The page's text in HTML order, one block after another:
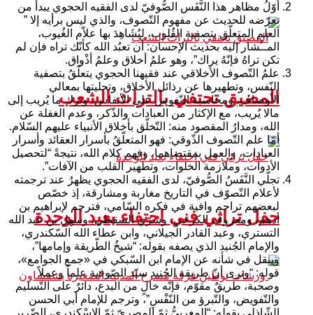
المضيق تحتفي بالتراث الشعب
حفل تراثي فني احتفاء بعيد الوحدة
أوّلُ مظاهر هذا النَّفَس الصُّوفيّ لدى الفقيه الحجوي يبدأُ من
تعرّضه للحديث عن مفهوم التّصوف، والذي ليس برأيه إلا ”
العلم المتعلّق بتصفية القُلوب، ليُشَاهِدَ بها علاّم الغُيوب،
المــُشار إليه بحديث الإحسان: أن تعبُد الله كأنّك تراه فإن لم
تكن تراهُ فإنّهُ يراك”، وهو علمُ أخلاق وعلمُ أذْواق.
علمُ التّصوف الأخلاقي عند فقيهنا الحجوي يتعلّقُ بتصفية
النّفس، وتطهيرها عن رذائل الأخلاق، وتحليتها بمعالي
الأوصاف، ومحاسبة النّفوس على الأنفاس، وترك ما يُريب إلى
مالا يُريب، مع الإكثار من العبادات والذّكر، وعدم الغفلة عن
الله، ومدارُ المقصود منه: التّخلّق بأخلاق الأنبياء عليهم السّلام.
أمّا علم التّصوف الذّوقي: فهو المتعلّقُ بأسرار العقائد وأسرار
العبادات، والعمل بمقتضاهما، وفهم كلام الله، نتيجةً “لتحصيل
الأدوات، وملازمة الخلوات، وتطهير القلب من الآفات”.
تجلّي النَّفَسُ الصُّوفيّ، لدى الفقيه الحجوي يظهرُ عند ترجمته
لأعلام التّصوّف في التاريخ مغاربة ومشارقة، إذ خصّص
لبعضهم تراجم وافية في فكره السّامي، فترجم لإبراهيم بن
أدهم، ومعروف الكرخي، وسرّي السقطي، وسهل بن عبد الله
التستري، وعبد القادر الجيلاني، وابن عطاء الله السّكندري،
والإمام الجُنيد الذي يصفه بقوله: “شيخُ الطّريقة وإمامها”،
وينقل في شأنه عن الإمام ابن السّبكي في «جمع الجوامع»،
قوله: “ونرى أنّ طريقة الجُنيد سيّد الصّوفية علماً وعملاً
وصحبة، طريقٌ مقوّم، فإنّه خالٍ من البدع، دائرٌ على التّسليم
والتّفويض، والتّبرؤ من النّفْسِ”، وترجم للإمام أبي الحسن